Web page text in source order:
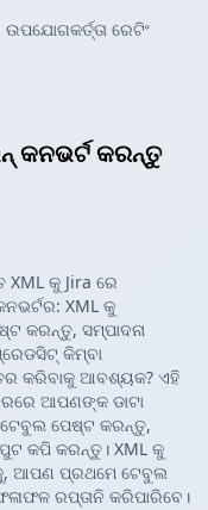
କନଭର୍ଟ କରନ୍ତୁ
କୁ Jira ରେ
XML କୁ
କରନ୍ତୁ, ସମ୍ପାଦନା
କିମ୍ବା
କରିବାକୁ ଆବଶ୍ୟକ? ଏହି
ଆପଣଙ୍କ ଡାଟା
ଟେବୁଲ ପେଷ୍ଟ କରନ୍ତୁ,
କପି କରନ୍ତୁ। XML କୁ
ଆପଣ ପ୍ରଥମେ ଟେବୁଲ
ରପ୍ତାନି କରିପାରିବେ।
ଉପଯୋଗକର୍ତ୍ତା ରେଟିଂ